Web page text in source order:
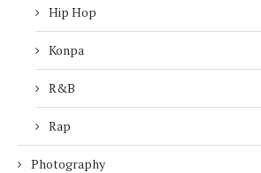
Hip Hop
Konpa
R&B
Rap
Photography